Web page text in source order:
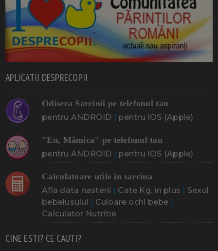
APLICATII DESPRECOPII
Odiseea Sarcinii pe telefonul tau
pentru ANDROID | pentru IOS (Apple)
"Eu, Mămica" pe telefonul tau
pentru ANDROID | pentru IOS (Apple)
Calculatoare utile in sarcina
Afla data nasterii | Cate Kg. in plus | Sexul
bebelusului | Culoare ochi bebe |
Calculator Nutritie
CINE ESTI? CE CAUTI?